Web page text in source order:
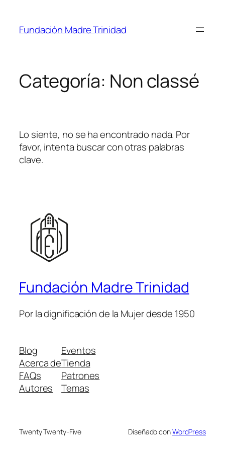
Fundación Madre Trinidad
Categoría: Non classé
Lo siente, no se ha encontrado nada. Por
favor, intenta buscar con otras palabras
clave.
Fundación Madre Trinidad
Por la dignificación de la Mujer desde 1950
Blog
Acerca de
FAQs
Autores
Eventos
Tienda
Patrones
Temas
Twenty Twenty-Five Diseñado conWordPress